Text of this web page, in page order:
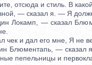
отсюда и стиль. В
— сказал я. — Я
Локамп, — сказал
и дал его мне, Я не
Блюментапь, — сказал я
пепельницы и